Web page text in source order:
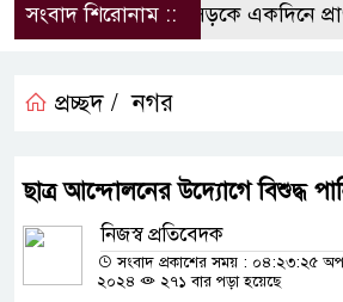
সংবাদ শিরোনাম ::সড়কে একদিনে প্রাণ
প্রচ্ছদ / নগর
ছাত্র আন্দোলনের উদ্যোগে বিশুদ্ধ
নিজস্ব প্রতিবেদক
সংবাদ প্রকাশের সময় : ০৪:২৩:২৫
২০২৪
২৭১ বার পড়া হয়েছে